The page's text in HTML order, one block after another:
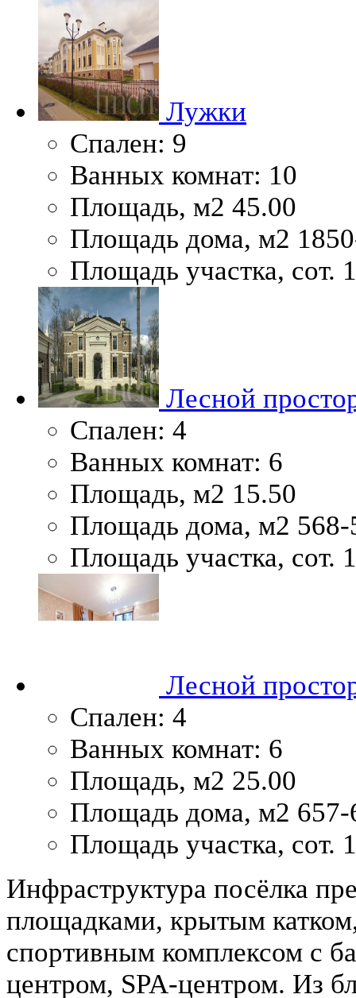
Лужки
Спален: 9
Ванных комнат: 10
Площадь, м2 45.00
Площадь дома, м2
Площадь участка, сот.
Лесной
Спален: 4
Ванных комнат: 6
Площадь, м2 15.50
Площадь дома, м2
Площадь участка, сот.
Лесной
Спален: 4
Ванных комнат: 6
Площадь, м2 25.00
Площадь дома, м2
Площадь участка, сот.
Инфраструктура посёлка
площадками, крытым
спортивным комплексом с
центром, SPA-центром. Из